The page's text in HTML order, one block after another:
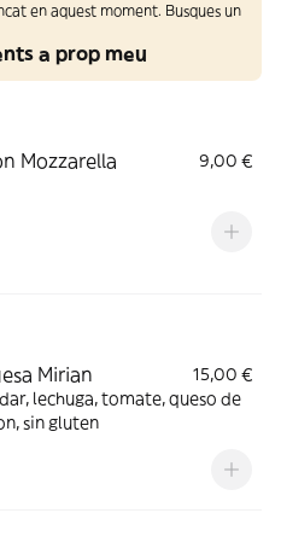
en aquest moment. Busques un
a prop meu
Mozzarella
9,00 €
Mirian
15,00 €
lechuga, tomate, queso de
sin gluten